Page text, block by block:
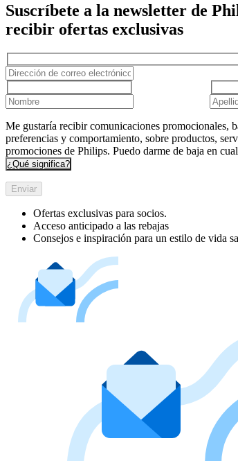
Suscríbete a la newsletter de
recibir ofertas exclusivas
Me gustaría recibir comunicaciones promocionales,
preferencias y comportamiento, sobre productos,
promociones de Philips. Puedo darme de baja en
¿Qué significa?
Enviar
Ofertas exclusivas para socios.
Acceso anticipado a las rebajas
Consejos e inspiración para un estilo de vida